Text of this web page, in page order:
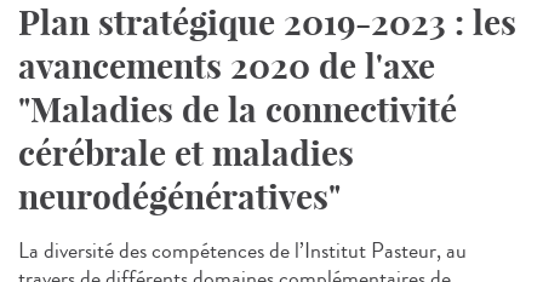
Plan stratégique 2019-2023 : les
avancements 2020 de l'axe
"Maladies de la connectivité
cérébrale et maladies
neurodégénératives"
La diversité des compétences de l’Institut Pasteur, au